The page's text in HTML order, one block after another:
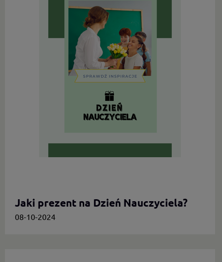
Jaki prezent na Dzień Nauczyciela?
08-10-2024